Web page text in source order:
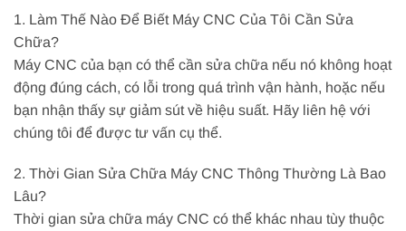
1. Làm Thế Nào Để Biết Máy CNC Của Tôi Cần Sửa
Chữa?
Máy CNC của bạn có thể cần sửa chữa nếu nó không hoạt
động đúng cách, có lỗi trong quá trình vận hành, hoặc nếu
bạn nhận thấy sự giảm sút về hiệu suất. Hãy liên hệ với
chúng tôi để được tư vấn cụ thể.
2. Thời Gian Sửa Chữa Máy CNC Thông Thường Là Bao
Lâu?
Thời gian sửa chữa máy CNC có thể khác nhau tùy thuộc